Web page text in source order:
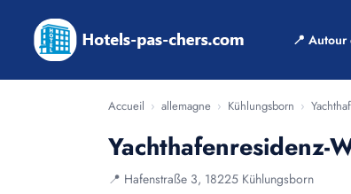
📍 Autour
Accueil › allemagne › Kühlungsborn ›
Yachthafenresidenz-
📍 Hafenstraße 3, 18225 Kühlungsborn